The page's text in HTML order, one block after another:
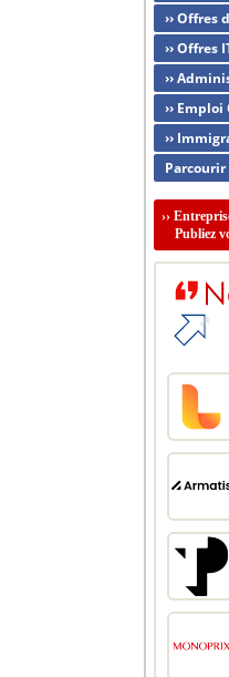
›› Offres
›› Offres
››
››
››
››
Publiez